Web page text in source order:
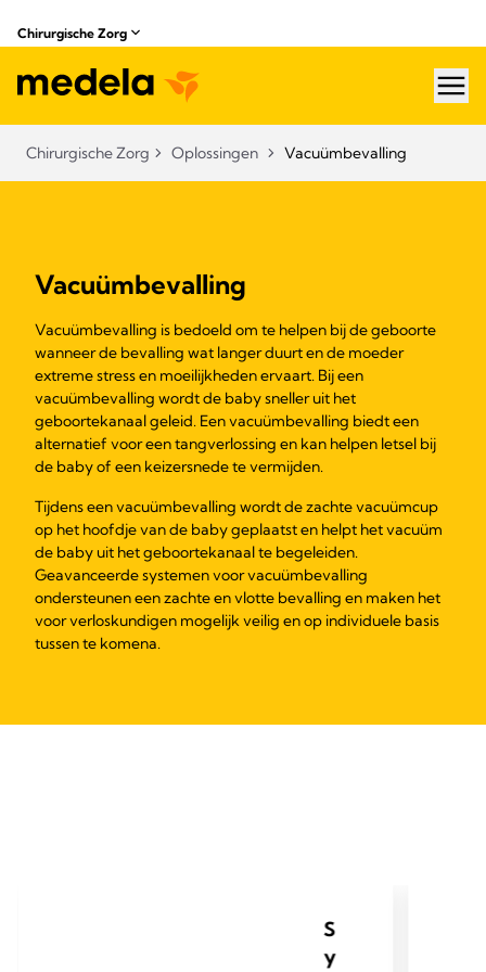
Chirurgische Zorg
Chirurgische Zorg Oplossingen Vacuümbevalling
Vacuümbevalling
Vacuümbevalling is bedoeld om te helpen bij de geboorte
wanneer de bevalling wat langer duurt en de moeder
extreme stress en moeilijkheden ervaart. Bij een
vacuümbevalling wordt de baby sneller uit het
geboortekanaal geleid. Een vacuümbevalling biedt een
alternatief voor een tangverlossing en kan helpen letsel bij
de baby of een keizersnede te vermijden.
Tijdens een vacuümbevalling wordt de zachte vacuümcup
op het hoofdje van de baby geplaatst en helpt het vacuüm
de baby uit het geboortekanaal te begeleiden.
Geavanceerde systemen voor vacuümbevalling
ondersteunen een zachte en vlotte bevalling en maken het
voor verloskundigen mogelijk veilig en op individuele basis
tussen te komena.
S
y